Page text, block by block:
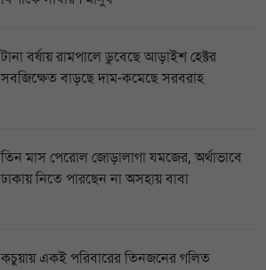
টানা বর্ষায় রামপালে ডুবেছে আড়াইশ হেক্টর
সবজিক্ষেত বাড়ছে দাম-কমেছে সরবরাহ
তিন মাস পেরোল জোড়ালাগা যমজের, অর্থাভাবে
ঢাকায় নিতে পারছেন না অসহায় বাবা
কচুয়ায় একই পরিবারের তিনজনের গলিত